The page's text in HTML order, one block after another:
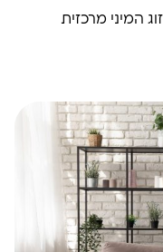
המיני מרכזית